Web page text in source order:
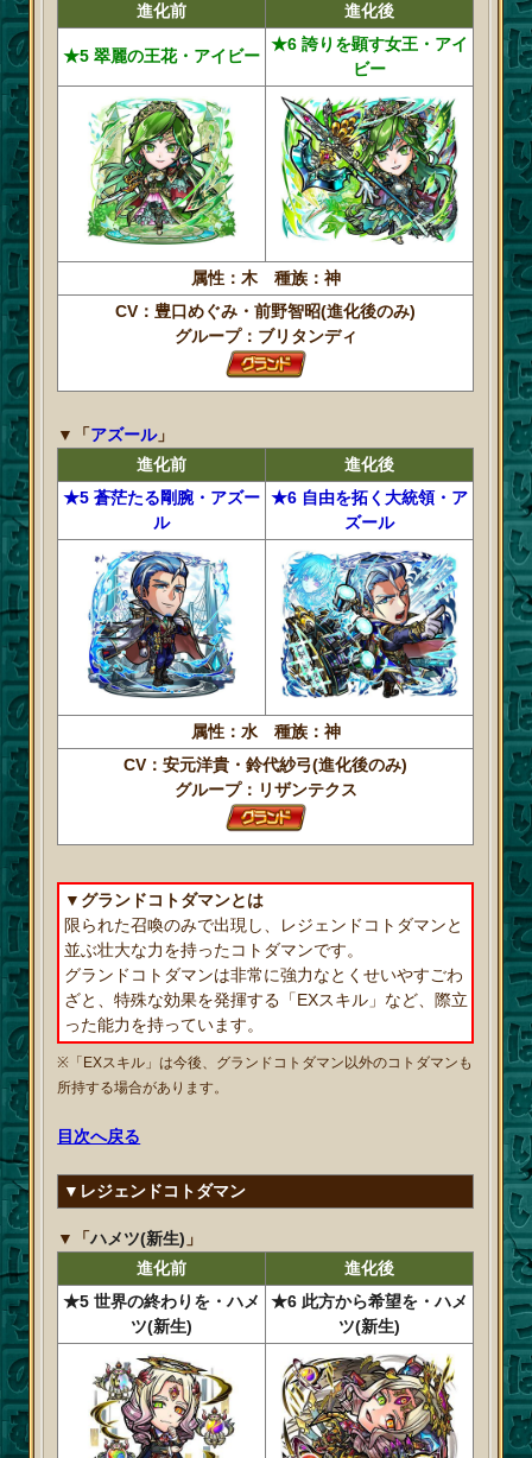
進化前
進化後
★5 翠麗の王花・アイビー
★6 誇りを顕す女王・アイ
ビー
属性：木 種族：神
CV：豊口めぐみ・前野智昭(進化後のみ)
グループ：ブリタンディ
▼「アズール」
進化前
進化後
★5 蒼茫たる剛腕・アズー
ル
★6 自由を拓く大統領・ア
ズール
属性：水 種族：神
CV：安元洋貴・鈴代紗弓(進化後のみ)
グループ：リザンテクス
▼グランドコトダマンとは
限られた召喚のみで出現し、レジェンドコトダマンと
並ぶ壮大な力を持ったコトダマンです。
グランドコトダマンは非常に強力なとくせいやすごわ
ざと、特殊な効果を発揮する「EXスキル」など、際立
った能力を持っています。
※「EXスキル」は今後、グランドコトダマン以外のコトダマンも
所持する場合があります。
目次へ戻る
▼レジェンドコトダマン
▼「ハメツ(新生) 」
進化前
進化後
★5 世界の終わりを・ハメ
ツ(新生)
★6 此方から希望を・ハメ
ツ(新生)